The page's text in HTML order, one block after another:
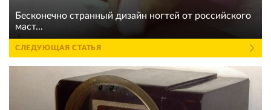
Бесконечно странный дизайн ногтей от российского
маст...
СЛЕДУЮЩАЯ СТАТЬЯ